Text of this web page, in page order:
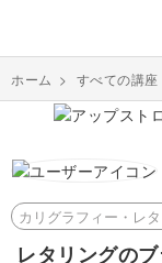
ホーム > すべての講座
カリグラフィー・レ
レタリングの